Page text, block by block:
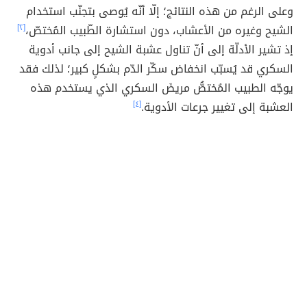
وعلى الرغم من هذه النتائج؛ إلّا أنّه يُوصى بتجنّب استخدام
الشيح وغيره من الأعشاب، دون استشارة الطّبيب المُختصّ،[٢]
إذ تشير الأدلّة إلى أنّ تناول عشبة الشيح إلى جانب أدوية
السكري قد يُسبّب انخفاض سكّر الدّم بشكلٍ كبير؛ لذلك فقد
يوجّه الطبيب المُختصُّ مريضَ السكري الذي يستخدم هذه
العشبة إلى تغيير جرعات الأدوية.[٤]